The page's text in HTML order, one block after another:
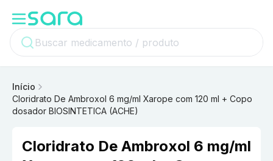
Início
Cloridrato De Ambroxol 6 mg/ml Xarope com 120 ml + Copo
dosador BIOSINTETICA (ACHE)
Cloridrato De Ambroxol 6 mg/ml